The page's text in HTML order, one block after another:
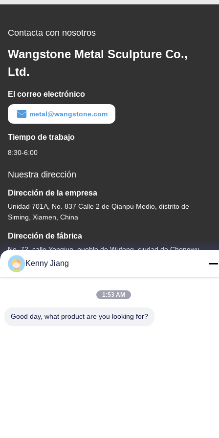
Contacta con nosotros
Wangstone Metal Sculpture Co.,
Ltd.
El correo electrónico
metal@wangstone.com
Tiempo de trabajo
8:30-6:00
Nuestra dirección
Dirección de la empresa
Unidad 701A, No. 837 Calle 2 de Qianpu Medio, distrito de
Siming, Xiamen, China
Dirección de fábrica
No. 72, calle Yongjun, pueblo de Wufeng, ciudad de Chongwu,
Quanzhou, Fujian, China
Teléfono
Kenny Jiang
1:53 AM
Good day, what product are you looking for?